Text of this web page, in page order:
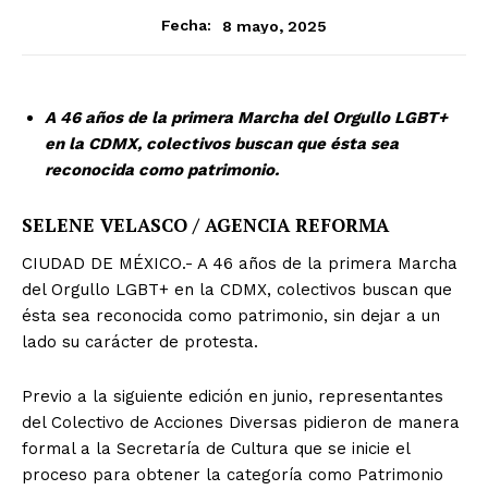
Fecha: 8 mayo, 2025
A 46 años de la primera Marcha del Orgullo LGBT+
en la CDMX, colectivos buscan que ésta sea
reconocida como patrimonio.
SELENE VELASCO / AGENCIA REFORMA
CIUDAD DE MÉXICO.- A 46 años de la primera Marcha
del Orgullo LGBT+ en la CDMX, colectivos buscan que
ésta sea reconocida como patrimonio, sin dejar a un
lado su carácter de protesta.
Previo a la siguiente edición en junio, representantes
del Colectivo de Acciones Diversas pidieron de manera
formal a la Secretaría de Cultura que se inicie el
proceso para obtener la categoría como Patrimonio